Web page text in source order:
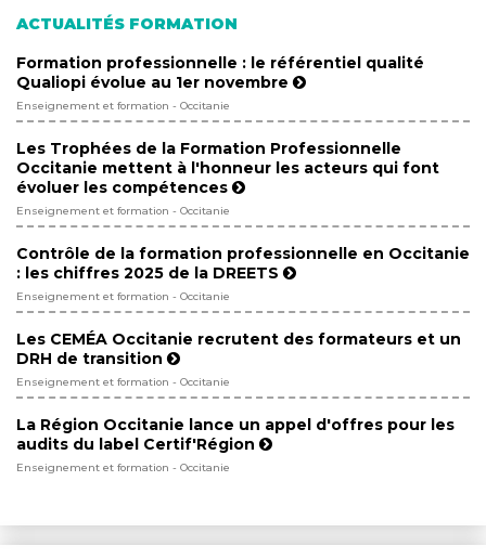
ACTUALITÉS FORMATION
Formation professionnelle : le référentiel qualité
Qualiopi évolue au 1er novembre
Enseignement et formation - Occitanie
Les Trophées de la Formation Professionnelle
Occitanie mettent à l'honneur les acteurs qui font
évoluer les compétences
Enseignement et formation - Occitanie
Contrôle de la formation professionnelle en Occitanie
: les chiffres 2025 de la DREETS
Enseignement et formation - Occitanie
Les CEMÉA Occitanie recrutent des formateurs et un
DRH de transition
Enseignement et formation - Occitanie
La Région Occitanie lance un appel d'offres pour les
audits du label Certif'Région
Enseignement et formation - Occitanie